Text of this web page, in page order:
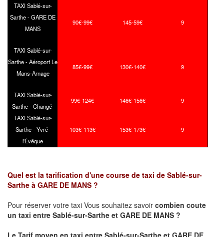
TAXI Sablé-sur-
Sarthe - GARE DE
MANS
90€-99€ 145-59€ 9
TAXI Sablé-sur-
Sarthe - Aéroport Le
Mans-Arnage
85€-99€ 130€-140€ 9
TAXI Sablé-sur-
Sarthe - Changé
99€-124€ 146€-156€ 9
TAXI Sablé-sur-
Sarthe - Yvré-
l'Évêque
103€-113€ 153€-173€ 9
Quel est la tarification d'une course de taxi de Sablé-sur-
Sarthe à GARE DE MANS ?
Pour réserver votre taxi Vous souhaitez savoir combien coute
un taxi entre Sablé-sur-Sarthe et GARE DE MANS ?